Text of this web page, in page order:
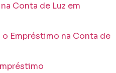
Conta de Luz em
Empréstimo na Conta de